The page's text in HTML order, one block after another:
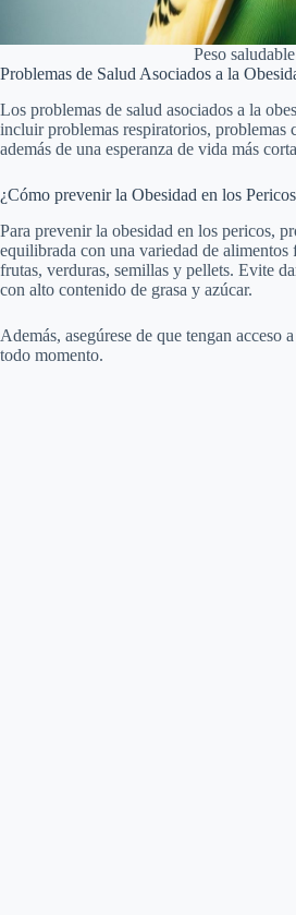
Peso saludable
Problemas de Salud Asociados a la
Los problemas de salud asociados a la
incluir problemas respiratorios, problemas
además de una esperanza de vida más
¿Cómo prevenir la Obesidad en los
Para prevenir la obesidad en los pericos,
equilibrada con una variedad de
frutas, verduras, semillas y pellets. Evite
con alto contenido de grasa y azúcar.
Además, asegúrese de que tengan acceso
todo momento.